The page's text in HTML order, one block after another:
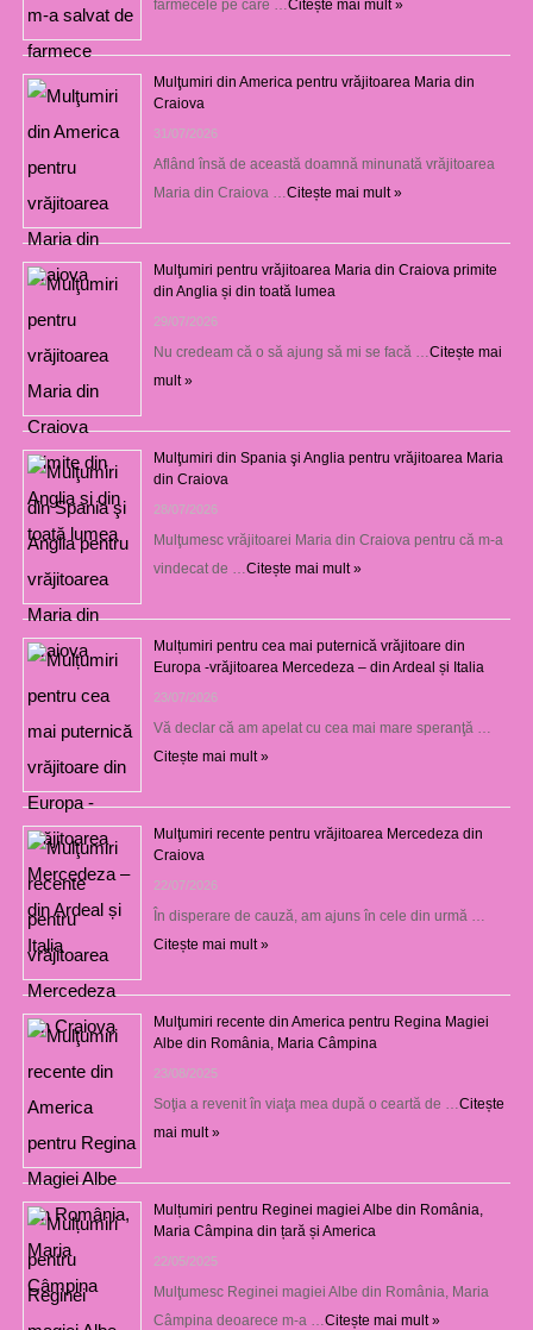
farmecele pe care … Citește mai mult »
Mulţumiri din America pentru vrăjitoarea Maria din
Craiova
31/07/2026
Aflând însă de această doamnă minunată vrăjitoarea
Maria din Craiova … Citește mai mult »
Mulţumiri pentru vrăjitoarea Maria din Craiova primite
din Anglia și din toată lumea
29/07/2026
Nu credeam că o să ajung să mi se facă … Citește mai
mult »
Mulţumiri din Spania şi Anglia pentru vrăjitoarea Maria
din Craiova
28/07/2026
Mulţumesc vrăjitoarei Maria din Craiova pentru că m-a
vindecat de … Citește mai mult »
Mulțumiri pentru cea mai puternică vrăjitoare din
Europa -vrăjitoarea Mercedeza – din Ardeal și Italia
23/07/2026
Vă declar că am apelat cu cea mai mare speranţă …
Citește mai mult »
Mulţumiri recente pentru vrăjitoarea Mercedeza din
Craiova
22/07/2026
În disperare de cauză, am ajuns în cele din urmă …
Citește mai mult »
Mulţumiri recente din America pentru Regina Magiei
Albe din România, Maria Câmpina
23/08/2025
Soţia a revenit în viaţa mea după o ceartă de … Citește
mai mult »
Mulțumiri pentru Reginei magiei Albe din România,
Maria Câmpina din țară și America
22/05/2025
Mulţumesc Reginei magiei Albe din România, Maria
Câmpina deoarece m-a … Citește mai mult »